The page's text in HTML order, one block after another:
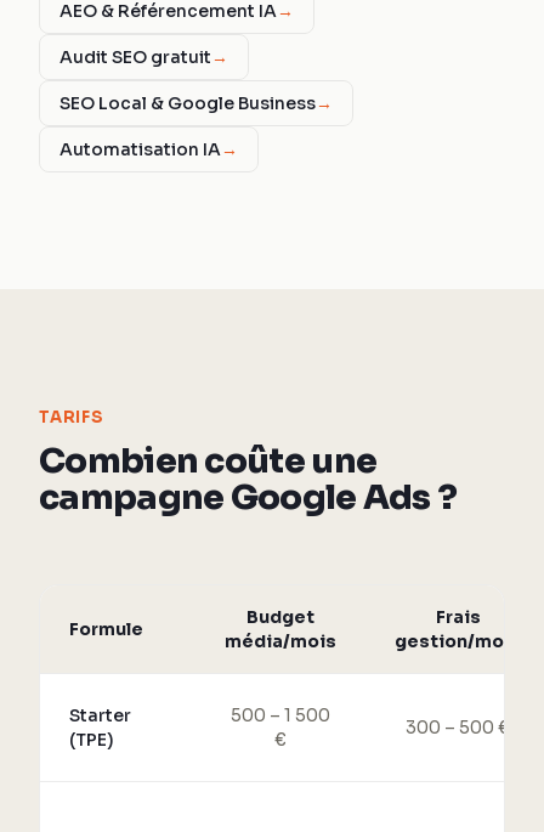
AEO & Référencement IA→
Audit SEO gratuit→
SEO Local & Google Business→
Automatisation IA→
TARIFS
Combien coûte une
campagne Google Ads ?
Formule
Budget
média/mois
Frais
gestion/mois
Starter
(TPE)
500 – 1 500
€
300 – 500 €